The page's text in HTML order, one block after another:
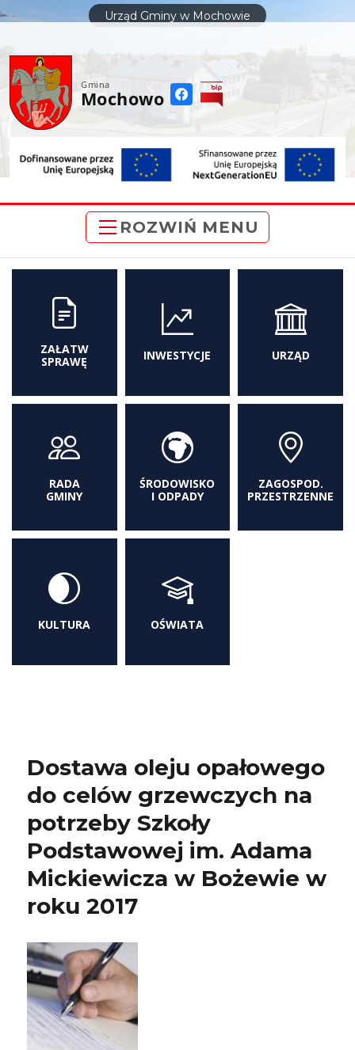
treści
Urząd Gminy w Mochowie
Gmina
Mochowo
ROZWIŃ MENU
ZAŁATW
SPRAWĘ
INWESTYCJE URZĄD
RADA
GMINY
ŚRODOWISKO
I ODPADY
ZAGOSPOD.
PRZESTRZENNE
KULTURA OŚWIATA
Dostawa oleju opałowego
do celów grzewczych na
potrzeby Szkoły
Podstawowej im. Adama
Mickiewicza w Bożewie w
roku 2017